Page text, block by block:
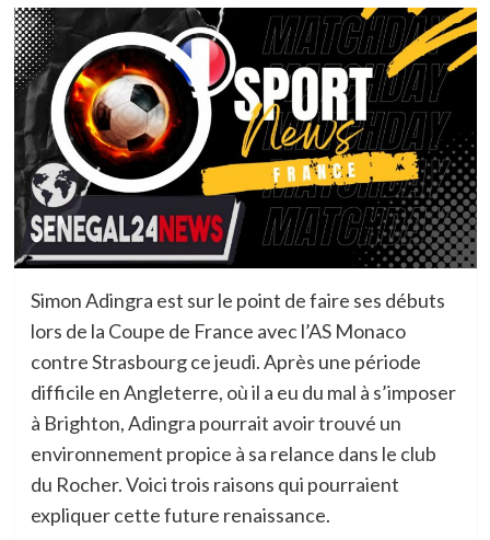
Simon Adingra est sur le point de faire ses débuts
lors de la Coupe de France avec l’AS Monaco
contre Strasbourg ce jeudi. Après une période
difficile en Angleterre, où il a eu du mal à s’imposer
à Brighton, Adingra pourrait avoir trouvé un
environnement propice à sa relance dans le club
du Rocher. Voici trois raisons qui pourraient
expliquer cette future renaissance.